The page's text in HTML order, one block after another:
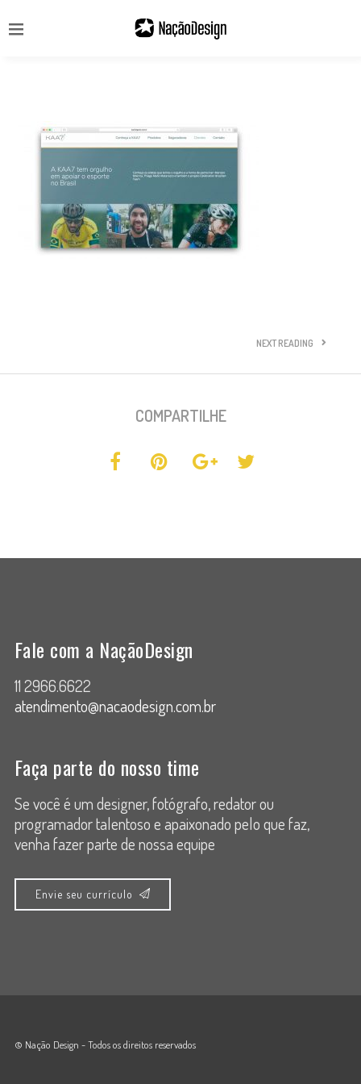
NEXT READING
COMPARTILHE
Fale com a NaçãoDesign
11 2966.6622
atendimento@nacaodesign.com.br
Faça parte do nosso time
Se você é um designer, fotógrafo, redator ou
programador talentoso e apaixonado pelo que faz,
venha fazer parte de nossa equipe
Envie seu currículo
© Nação Design - Todos os direitos reservados